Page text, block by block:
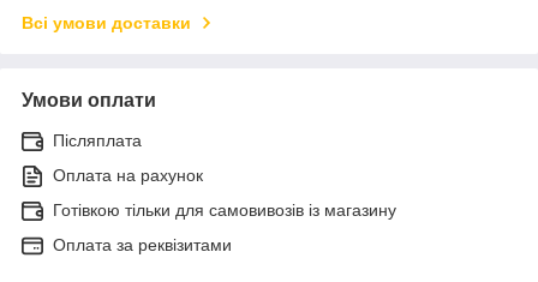
Всі умови доставки
Умови оплати
Післяплата
Оплата на рахунок
Готівкою тільки для самовивозів із магазину
Оплата за реквізитами